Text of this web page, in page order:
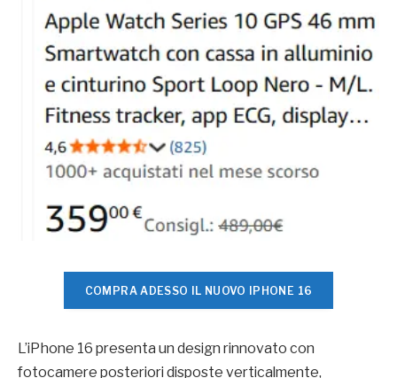
COMPRA ADESSO IL NUOVO IPHONE 16
L’iPhone 16 presenta un design rinnovato con
fotocamere posteriori disposte verticalmente,